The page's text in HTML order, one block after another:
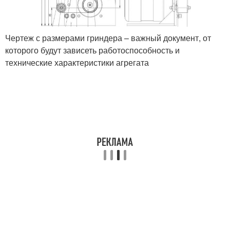
Чертеж с размерами гриндера – важный документ, от
которого будут зависеть работоспособность и
технические характеристики агрегата